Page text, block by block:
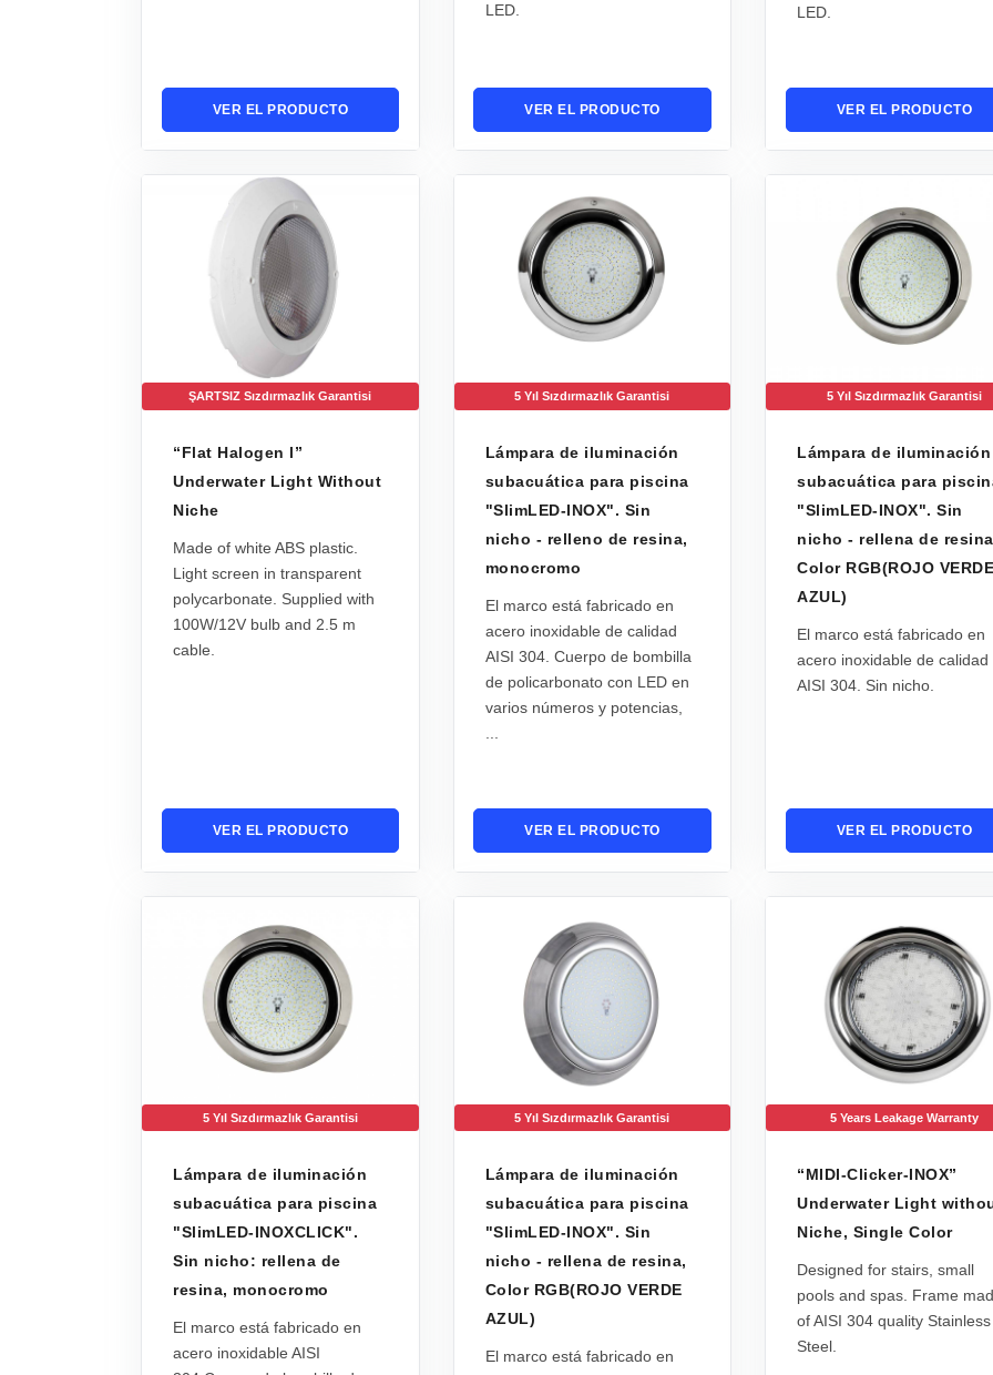
VER EL PRODUCTO
LED.
VER EL PRODUCTO
LED.
VER EL PRODUCTO
ŞARTSIZ Sızdırmazlık Garantisi
“Flat Halogen l”
Underwater Light Without
Niche
Made of white ABS plastic.
Light screen in transparent
polycarbonate. Supplied with
100W/12V bulb and 2.5 m
cable.
VER EL PRODUCTO
5 Yıl Sızdırmazlık Garantisi
Lámpara de iluminación
subacuática para piscina
"SlimLED-INOX". Sin
nicho - relleno de resina,
monocromo
El marco está fabricado en
acero inoxidable de calidad
AISI 304. Cuerpo de bombilla
de policarbonato con LED en
varios números y potencias,
...
VER EL PRODUCTO
5 Yıl Sızdırmazlık Garantisi
Lámpara de iluminación
subacuática para
"SlimLED-INOX". Sin
nicho - rellena de
Color RGB(ROJO VERDE
AZUL)
El marco está fabricado en
acero inoxidable de calidad
AISI 304. Sin nicho.
VER EL PRODUCTO
5 Yıl Sızdırmazlık Garantisi
Lámpara de iluminación
subacuática para piscina
"SlimLED-INOXCLICK".
Sin nicho: rellena de
resina, monocromo
El marco está fabricado en
acero inoxidable AISI
5 Yıl Sızdırmazlık Garantisi
Lámpara de iluminación
subacuática para piscina
"SlimLED-INOX". Sin
nicho - rellena de resina,
Color RGB(ROJO VERDE
AZUL)
El marco está fabricado en
5 Years Leakage Warranty
“MIDI-Clicker-INOX”
Underwater Light
Niche, Single Color
Designed for stairs, small
pools and spas. Frame
of AISI 304 quality Stainless
Steel.